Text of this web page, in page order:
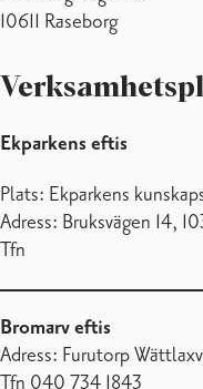
10611 Raseborg
Ekparkens eftis
Plats: Ekparkens
Adress: Bruksvägen 14,
Tfn
Bromarv eftis
Adress: Furutorp
Tfn 040 734 1843